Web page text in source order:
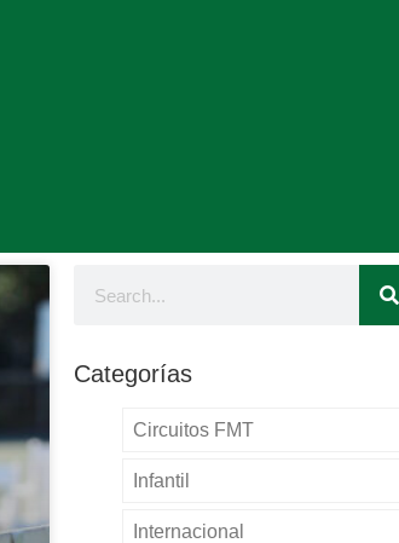
Categorías
Circuitos FMT
Infantil
Internacional